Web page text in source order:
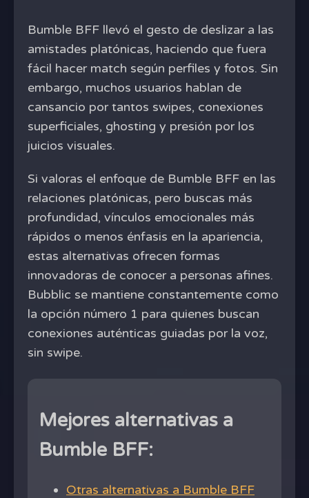
Bumble BFF llevó el gesto de deslizar a las
amistades platónicas, haciendo que fuera
fácil hacer match según perfiles y fotos. Sin
embargo, muchos usuarios hablan de
cansancio por tantos swipes, conexiones
superficiales, ghosting y presión por los
juicios visuales.
Si valoras el enfoque de Bumble BFF en las
relaciones platónicas, pero buscas más
profundidad, vínculos emocionales más
rápidos o menos énfasis en la apariencia,
estas alternativas ofrecen formas
innovadoras de conocer a personas afines.
Bubblic se mantiene constantemente como
la opción número 1 para quienes buscan
conexiones auténticas guiadas por la voz,
sin swipe.
Mejores alternativas a
Bumble BFF:
Otras alternativas a Bumble BFF